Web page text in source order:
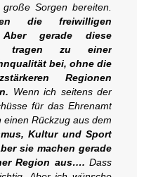
Sorgen bereiten.
die freiwilligen
gerade diese
tragen zu einer
bei, ohne die
Regionen
Wenn ich seitens der
für das Ehrenamt
Rückzug aus dem
Kultur und Sport
sie machen gerade
Region aus…. Dass